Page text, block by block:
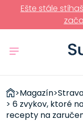
Ešte stále stíhaš
ZDRAVÉ
RÝCHLOVKY
>Magazín>
> 6 zvykov, ktoré
recepty na